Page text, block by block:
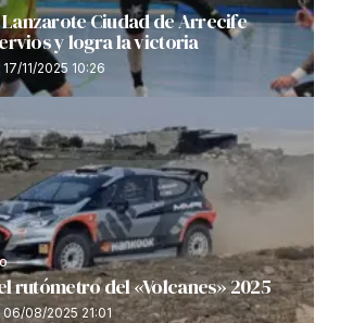
Ciudad de Arrecife
y logra la victoria
17/11/2025 10:26
rutómetro del «Volcanes» 2025
06/08/2025 21:01